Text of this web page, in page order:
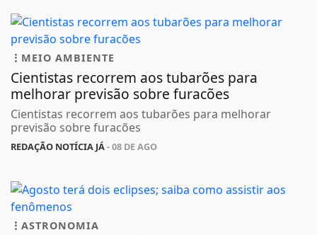
MEIO AMBIENTE
Cientistas recorrem aos tubarões para
melhorar previsão sobre furacões
Cientistas recorrem aos tubarões para melhorar
previsão sobre furacões
REDAÇÃO NOTÍCIA JÁ- 08 DE AGO
ASTRONOMIA